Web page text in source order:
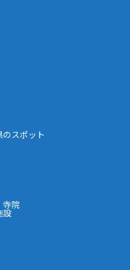
のスポット
寺院
設